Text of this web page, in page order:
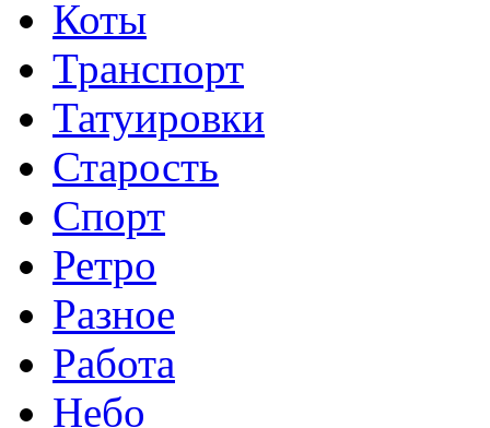
Коты
Транспорт
Татуировки
Старость
Спорт
Ретро
Разное
Работа
Небо